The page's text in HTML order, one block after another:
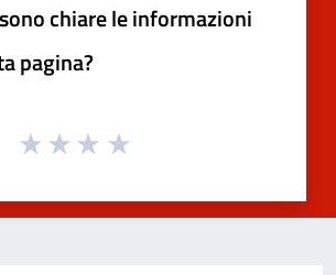
chiare le informazioni
pagina?